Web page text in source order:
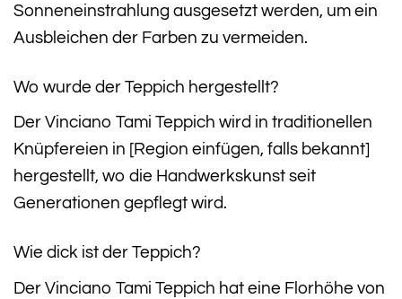
Sonneneinstrahlung ausgesetzt werden, um ein
Ausbleichen der Farben zu vermeiden.
Wo wurde der Teppich hergestellt?
Der Vinciano Tami Teppich wird in traditionellen
Knüpfereien in [Region einfügen, falls bekannt]
hergestellt, wo die Handwerkskunst seit
Generationen gepflegt wird.
Wie dick ist der Teppich?
Der Vinciano Tami Teppich hat eine Florhöhe von